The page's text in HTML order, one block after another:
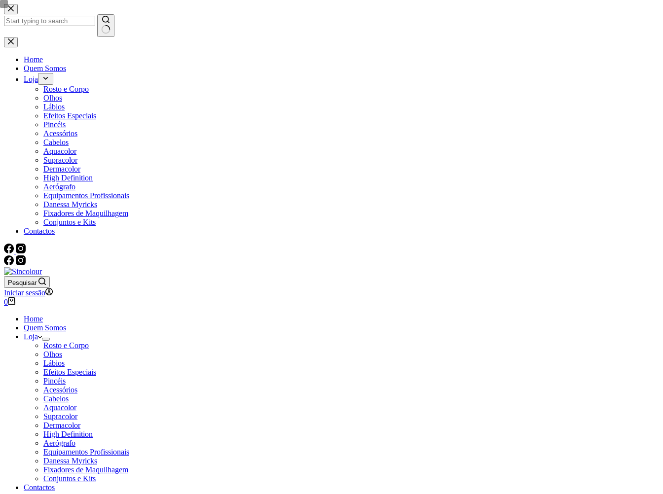
Pular
para
o
Sem
resultados
Home
Quem Somos
Loja
Rosto e Corpo
Olhos
Lábios
Efeitos Especiais
Pincéis
Acessórios
Cabelos
Aquacolor
Supracolor
Dermacolor
High Definition
Aerógrafo
Equipamentos Profissionais
Danessa Myricks
Fixadores de Maquilhagem
Conjuntos e Kits
Contactos
Pesquisar
Iniciar sessão
Carrinho
compras
0
Home
Quem Somos
Loja
Rosto e Corpo
Olhos
Lábios
Efeitos Especiais
Pincéis
Acessórios
Cabelos
Aquacolor
Supracolor
Dermacolor
High Definition
Aerógrafo
Equipamentos Profissionais
Danessa Myricks
Fixadores de Maquilhagem
Conjuntos e Kits
Contactos